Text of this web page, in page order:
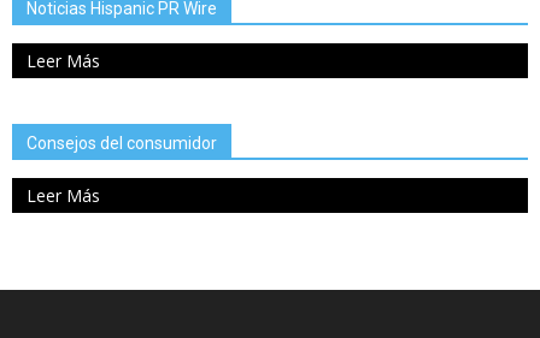
Noticias Hispanic PR Wire
Leer Más
Consejos del consumidor
Leer Más